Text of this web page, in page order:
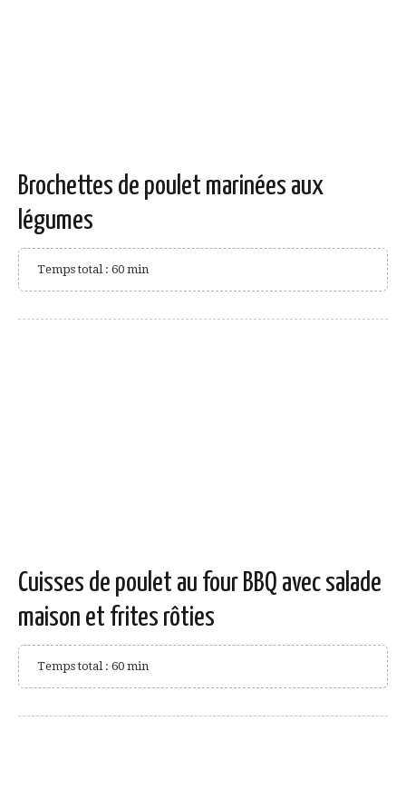
Brochettes de poulet marinées aux
légumes
Temps total : 60 min
Cuisses de poulet au four BBQ avec salade
maison et frites rôties
Temps total : 60 min